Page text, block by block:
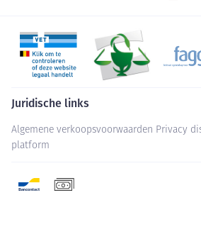
Juridische links
Algemene verkoopsvoorwaarden Privacy
platform